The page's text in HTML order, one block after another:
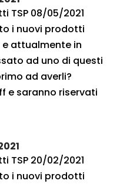
TSP 08/05/2021
i nuovi prodotti
e attualmente in
ad uno di questi
ad averli?
e saranno riservati
TSP 20/02/2021
i nuovi prodotti